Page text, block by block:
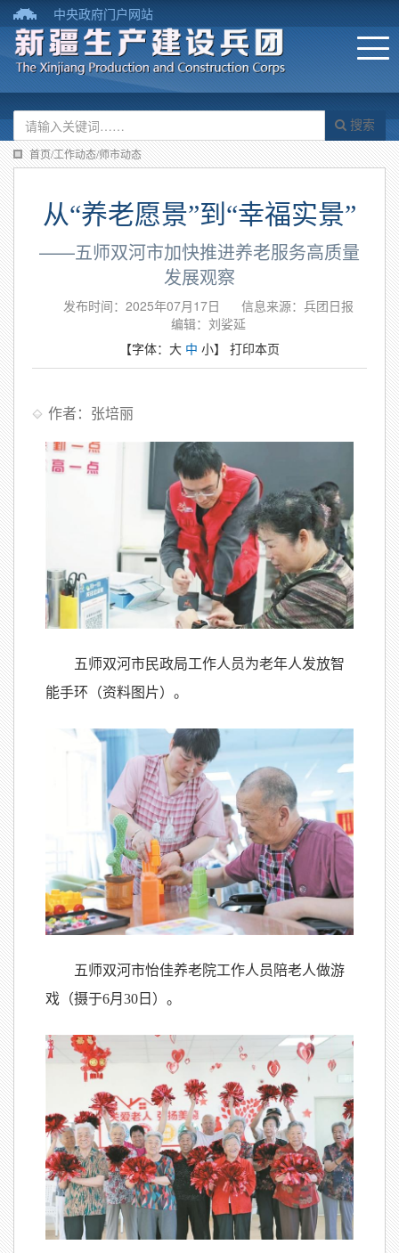
中央政府门户网站
搜索
首页/工作动态/师市动态
从“养老愿景”到“幸福实景”
——五师双河市加快推进养老服务高质量
发展观察
发布时间：2025年07月17日
信息来源：​兵团日报
编辑：刘娑延
【字体： 大 中 小】 打印本页
作者：张培丽
五师双河市民政局工作人员为老年人发放智
能手环（资料图片）。
五师双河市怡佳养老院工作人员陪老人做游
戏（摄于6月30日）。